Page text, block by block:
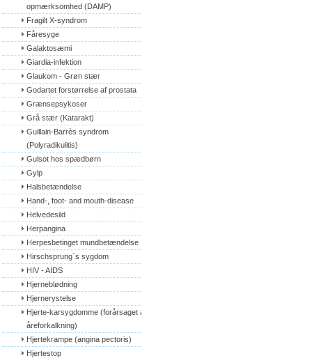
opmærksomhed (DAMP)
Fragilt X-syndrom
Fåresyge
Galaktosæmi
Giardia-infektion
Glaukom - Grøn stær
Godartet forstørrelse af prostata
Grænsepsykoser
Grå stær (Katarakt)
Guillain-Barrès syndrom
(Polyradikulitis)
Gulsot hos spædbørn
Gylp
Halsbetændelse
Hand-, foot- and mouth-disease
Helvedesild
Herpangina
Herpesbetinget mundbetændelse
Hirschsprung`s sygdom
HIV - AIDS
Hjerneblødning
Hjernerystelse
Hjerte-karsygdomme (forårsaget af
åreforkalkning)
Hjertekrampe (angina pectoris)
Hjertestop